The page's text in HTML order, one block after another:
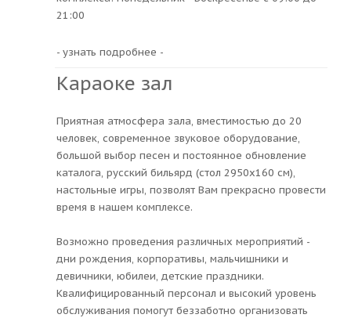
21:00
- узнать подробнее -
Караоке зал
Приятная атмосфера зала, вместимостью до 20
человек, современное звуковое оборудование,
большой выбор песен и постоянное обновление
каталога, русский бильярд (стол 2950х160 см),
настольные игры, позволят Вам прекрасно провести
время в нашем комплексе.
Возможно проведения различных мероприятий -
дни рождения, корпоративы, мальчишники и
девичники, юбилеи, детские праздники.
Квалифицированный персонал и высокий уровень
обслуживания помогут беззаботно организовать